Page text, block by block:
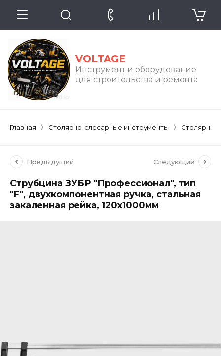
VOLTAGE
Инструмент и оборудование
для строительства и ремонта
Главная Столярно-слесарные инструменты Столярно-
Предыдущий Следующий
Струбцина ЗУБР "Профессионал", тип
"F", двухкомпонентная ручка, стальная
закаленная рейка, 120х1000мм